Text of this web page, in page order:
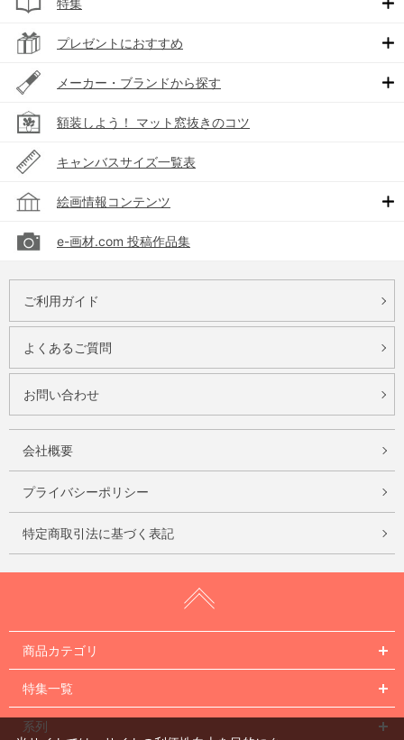
特集
プレゼントにおすすめ
メーカー・ブランドから探す
額装しよう！ マット窓抜きのコツ
キャンバスサイズ一覧表
絵画情報コンテンツ
e-画材.com 投稿作品集
ご利用ガイド
よくあるご質問
お問い合わせ
会社概要
プライバシーポリシー
特定商取引法に基づく表記
商品カテゴリ
特集一覧
系列